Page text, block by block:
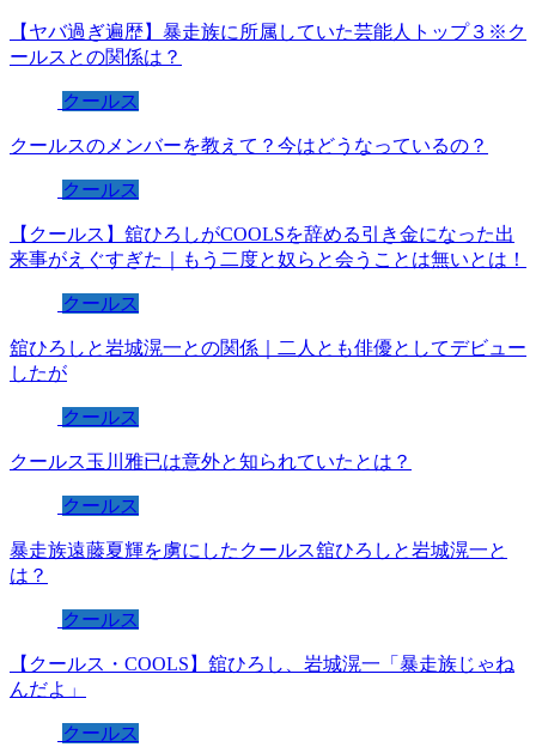
【ヤバ過ぎ遍歴】暴走族に所属していた芸能人トップ３※ク
ールスとの関係は？
クールス
クールスのメンバーを教えて？今はどうなっているの？
クールス
【クールス】舘ひろしがCOOLSを辞める引き金になった出
来事がえぐすぎた｜もう二度と奴らと会うことは無いとは！
クールス
舘ひろしと岩城滉一との関係｜二人とも俳優としてデビュー
したが
クールス
クールス玉川雅已は意外と知られていたとは？
クールス
暴走族遠藤夏輝を虜にしたクールス舘ひろしと岩城滉一と
は？
クールス
【クールス・COOLS】舘ひろし、岩城滉一「暴走族じゃね
んだよ」
クールス